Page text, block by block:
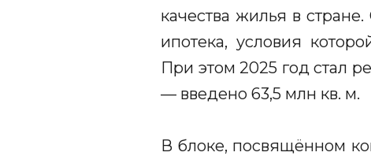
качества жилья в
ипотека, условия
При этом 2025 год стал
— введено 63,5 млн кв. м.
В блоке, посвящённом